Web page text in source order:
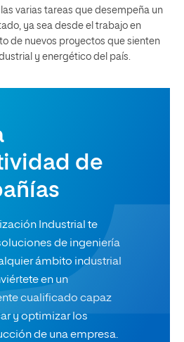
varias tareas que desempeña un
ya sea desde el trabajo en
de nuevos proyectos que sienten
y energético del país.
de
Industrial te
de ingeniería
ámbito industrial
en un
cualificado capaz
y optimizar los
de una empresa.